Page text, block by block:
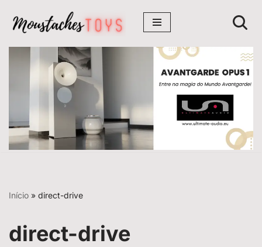
Avançar
para
conteúdo
Início » direct-drive
direct-drive